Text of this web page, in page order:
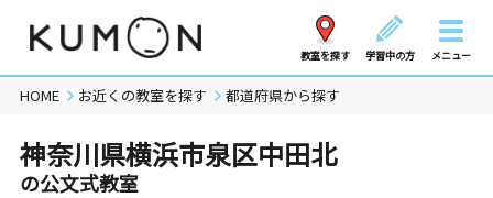
教室を探す 学習中の方 メニュー
HOME お近くの教室を探す 都道府県から探す
神奈川県横浜市泉区中田北
の公文式教室